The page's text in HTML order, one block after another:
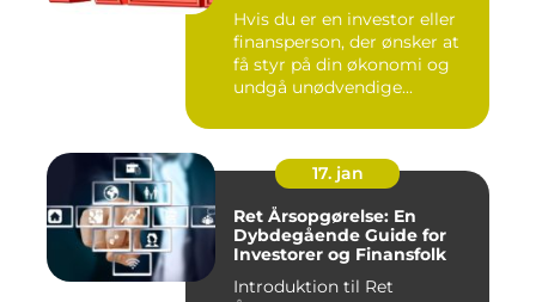
Hvis du er en investor eller
finansperson, der ønsker at
få styr på din økonomi og
undgå unødvendige...
17. jan
Ret Årsopgørelse: En
Dybdegående Guide for
Investorer og Finansfolk
Introduktion til Ret